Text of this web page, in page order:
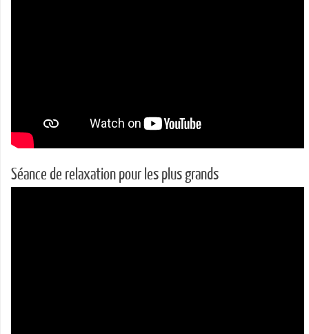
Séance de relaxation pour les plus grands